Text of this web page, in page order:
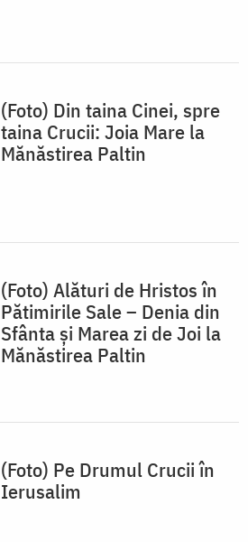
(Foto) Din taina Cinei, spre
taina Crucii: Joia Mare la
Mănăstirea Paltin
(Foto) Alături de Hristos în
Pătimirile Sale – Denia din
Sfânta și Marea zi de Joi la
Mănăstirea Paltin
(Foto) Pe Drumul Crucii în
Ierusalim